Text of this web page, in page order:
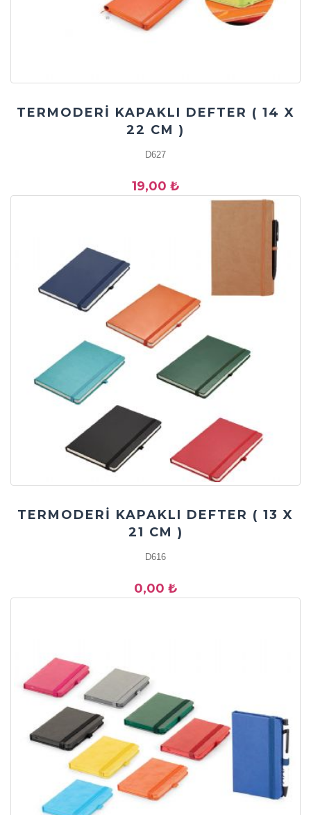
TERMODERİ KAPAKLI DEFTER ( 14 X
22 CM )
D627
19,00 ₺
TERMODERİ KAPAKLI DEFTER ( 13 X
21 CM )
D616
0,00 ₺